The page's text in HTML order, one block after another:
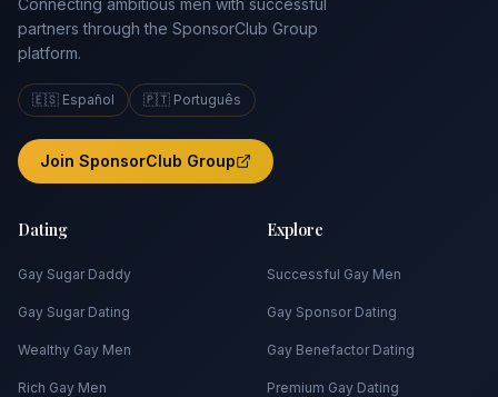
Connecting ambitious men with successful
partners through the SponsorClub Group
platform.
🇪🇸 Español 🇵🇹 Português
Join SponsorClub Group
Dating
Gay Sugar Daddy
Gay Sugar Dating
Wealthy Gay Men
Rich Gay Men
Explore
Successful Gay Men
Gay Sponsor Dating
Gay Benefactor Dating
Premium Gay Dating